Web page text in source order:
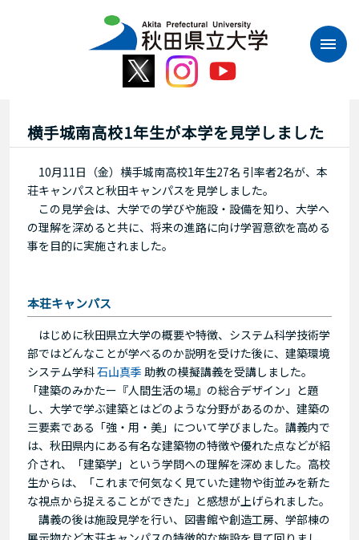
横手城南高校1年生が本学を見学しました
10月11日（金）横手城南高校1年生27名 引率者2名が、本
荘キャンパスと秋田キャンパスを見学しました。
この見学会は、大学での学びや施設・設備を知り、大学へ
の理解を深めると共に、将来の進路に向け学習意欲を高める
事を目的に実施されました。
本荘キャンパス
はじめに秋田県立大学の概要や特徴、システム科学技術学
部ではどんなことが学べるのか説明を受けた後に、建築環境
システム学科石山真季 助教の模擬講義を受講しました。
「建築のみかたー『人間生活の場』の総合デザイン」と題
し、大学で学ぶ建築とはどのような分野があるのか、建築の
三要素である「強・用・美」について学びました。講義内で
は、秋田県内にある有名な建築物の特徴や優れた点などが紹
介され、「建築学」という学問への理解を深めました。高校
生からは、「これまで何気なく見ていた建物や街並みを新た
な視点から捉えることができた」と感想が上げられました。
講義の後は施設見学を行い、図書館や創造工房、学部棟の